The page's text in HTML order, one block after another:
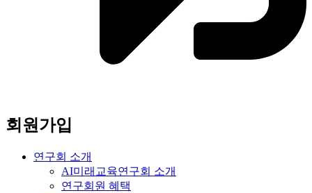
회원가입
연구회 소개
AI미래교육연구회 소개
연구회원 혜택